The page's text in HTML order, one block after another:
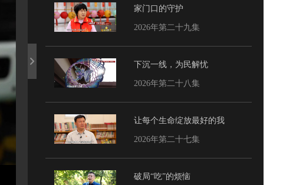
家门口的守护
2026年第二十九集
下沉一线，为民解忧
2026年第二十八集
让每个生命绽放最好的我
2026年第二十七集
破局“吃”的烦恼